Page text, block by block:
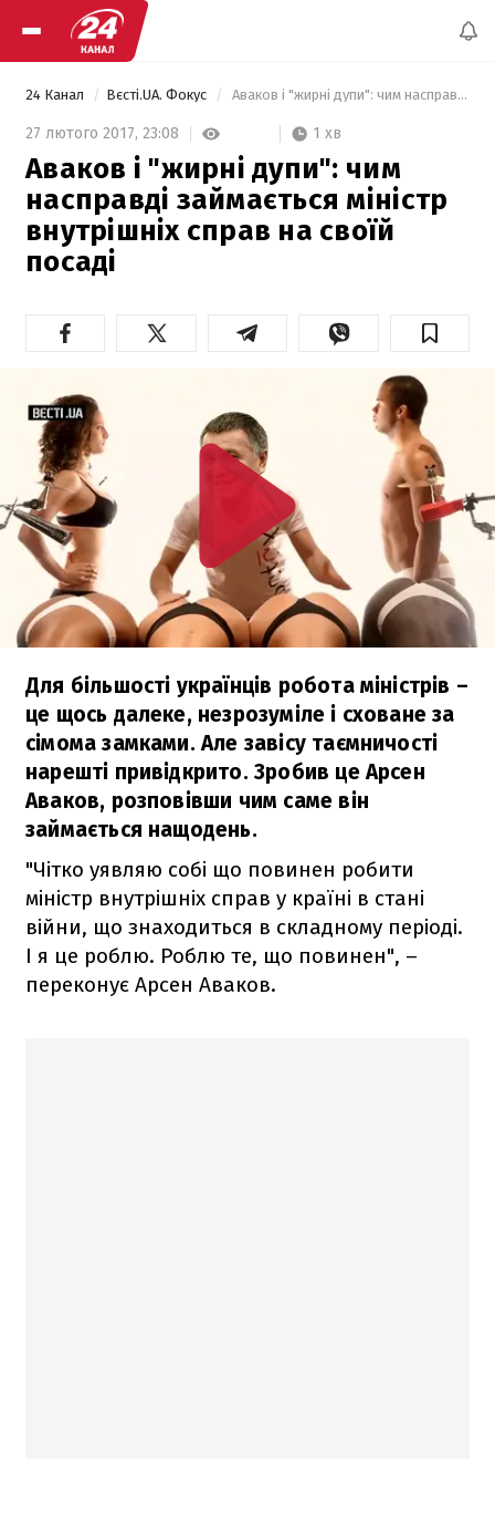
24 Канал Вєсті.UA. Фокус Аваков і "жирні дупи": чим насправді займається міністр внутрішніх справ на своїй посаді
27 лютого 2017, 23:08 1 хв
Аваков і "жирні дупи": чим
насправді займається міністр
внутрішніх справ на своїй
посаді
Для більшості українців робота міністрів –
це щось далеке, незрозуміле і сховане за
сімома замками. Але завісу таємничості
нарешті привідкрито. Зробив це Арсен
Аваков, розповівши чим саме він
займається нащодень.
"Чітко уявляю собі що повинен робити
міністр внутрішніх справ у країні в стані
війни, що знаходиться в складному періоді.
І я це роблю. Роблю те, що повинен", –
переконує Арсен Аваков.